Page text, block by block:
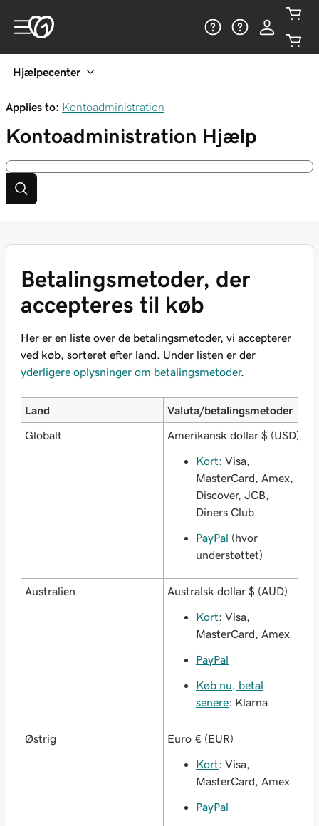
Hjælpecenter
Applies to: Kontoadministration
Kontoadministration Hjælp
Betalingsmetoder, der
accepteres til køb
Her er en liste over de betalingsmetoder, vi accepterer
ved køb, sorteret efter land. Under listen er der
yderligere oplysninger om betalingsmetoder.
Land Valuta/betalingsmetoder
Globalt Amerikansk dollar $ (USD)
Kort: Visa,
MasterCard, Amex,
Discover, JCB,
Diners Club
PayPal (hvor
understøttet)
Australien Australsk dollar $ (AUD)
Kort: Visa,
MasterCard, Amex
PayPal
Køb nu, betal
senere: Klarna
Østrig Euro € (EUR)
Kort: Visa,
MasterCard, Amex
PayPal